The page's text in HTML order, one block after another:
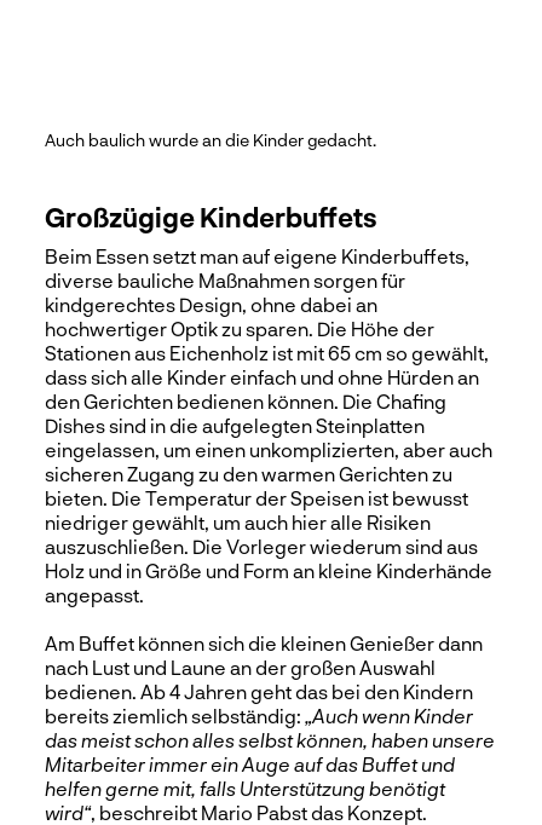
Auch baulich wurde an die Kinder gedacht.
Großzügige Kinderbuffets
Beim Essen setzt man auf eigene Kinderbuffets,
diverse bauliche Maßnahmen sorgen für
kindgerechtes Design, ohne dabei an
hochwertiger Optik zu sparen. Die Höhe der
Stationen aus Eichenholz ist mit 65 cm so gewählt,
dass sich alle Kinder einfach und ohne Hürden an
den Gerichten bedienen können. Die Chafing
Dishes sind in die aufgelegten Steinplatten
eingelassen, um einen unkomplizierten, aber auch
sicheren Zugang zu den warmen Gerichten zu
bieten. Die Temperatur der Speisen ist bewusst
niedriger gewählt, um auch hier alle Risiken
auszuschließen. Die Vorleger wiederum sind aus
Holz und in Größe und Form an kleine Kinderhände
angepasst.
Am Buffet können sich die kleinen Genießer dann
nach Lust und Laune an der großen Auswahl
bedienen. Ab 4 Jahren geht das bei den Kindern
bereits ziemlich selbständig: „Auch wenn Kinder
das meist schon alles selbst können, haben unsere
Mitarbeiter immer ein Auge auf das Buffet und
helfen gerne mit, falls Unterstützung benötigt
wird“, beschreibt Mario Pabst das Konzept.